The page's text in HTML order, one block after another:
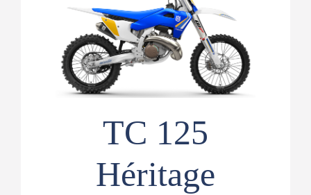
TC 125
Héritage